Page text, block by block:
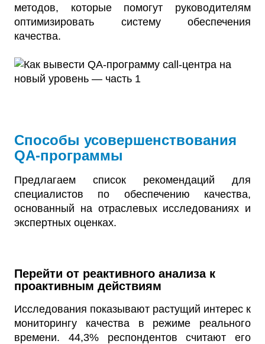
методов, которые помогут руководителям
оптимизировать систему обеспечения
качества.
Способы усовершенствования
QA-программы
Предлагаем список рекомендаций для
специалистов по обеспечению качества,
основанный на отраслевых исследованиях и
экспертных оценках.
Перейти от реактивного анализа к
проактивным действиям
Исследования показывают растущий интерес к
мониторингу качества в режиме реального
времени. 44,3% респондентов считают его